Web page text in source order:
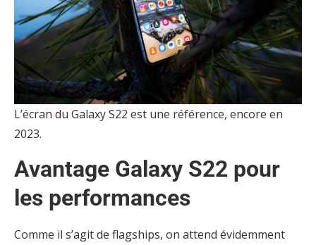
L’écran du Galaxy S22 est une référence, encore en
2023.
Avantage Galaxy S22 pour
les performances
Comme il s’agit de flagships, on attend évidemment